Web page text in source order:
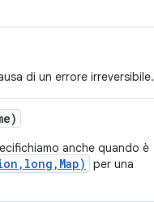
di un errore irreversibile.
anche quando è
per una